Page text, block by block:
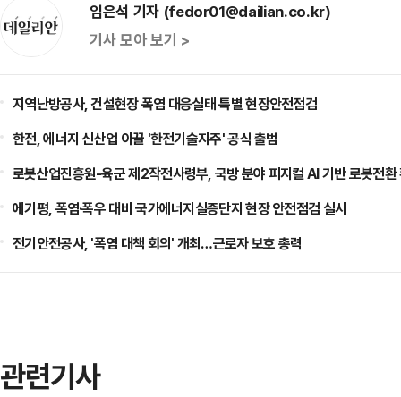
임은석 기자 (fedor01@dailian.co.kr)
기사 모아 보기 >
지역난방공사, 건설현장 폭염 대응실태 특별 현장안전점검
한전, 에너지 신산업 이끌 '한전기술지주' 공식 출범
로봇산업진흥원-육군 제2작전사령부, 국방 분야 피지컬 AI 기반 로봇전환
에기평, 폭염·폭우 대비 국가에너지실증단지 현장 안전점검 실시
전기안전공사, '폭염 대책 회의' 개최…근로자 보호 총력
관련기사